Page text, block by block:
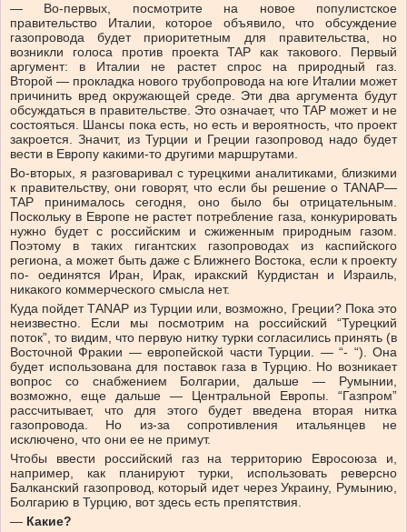
— Во-первых, посмотрите на новое популистское
правительство Италии, которое объявило, что обсуждение
газопровода будет приоритетным для правительства, но
возникли голоса против проекта TAP как такового. Первый
аргумент: в Италии не растет спрос на природный газ.
Второй — прокладка нового трубопровода на юге Италии может
причинить вред окружающей среде. Эти два аргумента будут
обсуждаться в правительстве. Это означает, что TAP может и не
состояться. Шансы пока есть, но есть и вероятность, что проект
закроется. Значит, из Турции и Греции газопровод надо будет
вести в Европу какими-то другими маршрутами.
Во-вторых, я разговаривал с турецкими аналитиками, близкими
к правительству, они говорят, что если бы решение о TANAP—
TAP принималось сегодня, оно было бы отрицательным.
Поскольку в Европе не растет потребление газа, конкурировать
нужно будет с российским и сжиженным природным газом.
Поэтому в таких гигантских газопроводах из каспийского
региона, а может быть даже с Ближнего Востока, если к проекту
по- оединятся Иран, Ирак, иракский Курдистан и Израиль,
никакого коммерческого смысла нет.
Куда пойдет ТANAP из Турции или, возможно, Греции? Пока это
неизвестно. Если мы посмотрим на российский “Турецкий
поток”, то видим, что первую нитку турки согласились принять (в
Восточной Фракии — европейской части Турции. — “- “). Она
будет использована для поставок газа в Турцию. Но возникает
вопрос со снабжением Болгарии, дальше — Румынии,
возможно, еще дальше — Центральной Европы. “Газпром”
рассчитывает, что для этого будет введена вторая нитка
газопровода. Но из-за сопротивления итальянцев не
исключено, что они ее не примут.
Чтобы ввести российский газ на территорию Евросоюза и,
например, как планируют турки, использовать реверсно
Балканский газопровод, который идет через Украину, Румынию,
Болгарию в Турцию, вот здесь есть препятствия.
— Какие?